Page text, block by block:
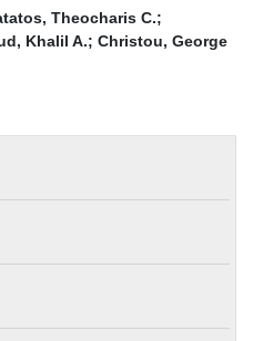
Theocharis C.;
Khalil A.; Christou, George